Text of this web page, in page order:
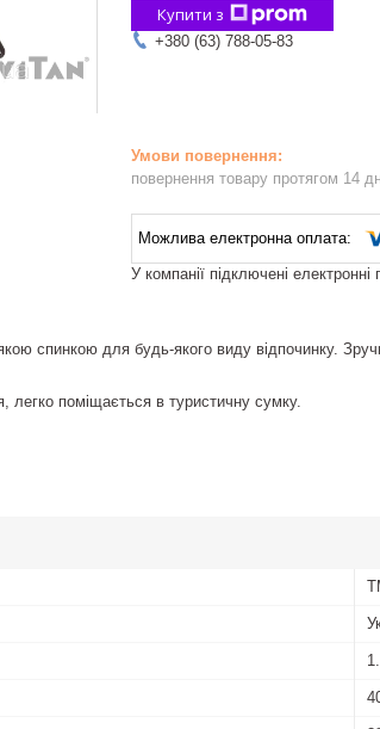
Купити з
+380 (63) 788-05-83
повернення товару протягом 14
У компанії підключені
спинкою для будь-якого виду відпочинку.
легко поміщається в туристичну сумку.